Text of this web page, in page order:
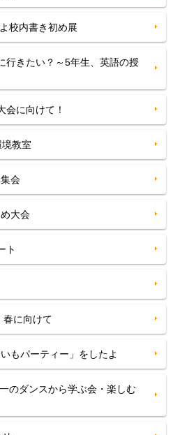
校内書き初め展
行きたい？～5年生、英語の授
会に向けて！
教室
会
大会
ト
に向けて
もパーティー」をしたよ
のダンスから学ぶ会・楽しむ